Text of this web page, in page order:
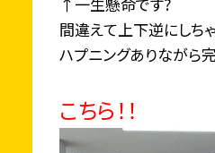
間違えて上下逆にしちゃ
ハプニングありなが
こちら！！